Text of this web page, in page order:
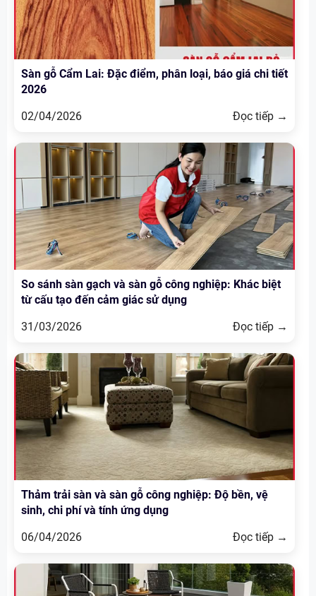
Sàn gỗ Cẩm Lai: Đặc điểm, phân loại, báo giá chi tiết
2026
02/04/2026
Đọc tiếp →
So sánh sàn gạch và sàn gỗ công nghiệp: Khác biệt
từ cấu tạo đến cảm giác sử dụng
31/03/2026
Đọc tiếp →
Thảm trải sàn và sàn gỗ công nghiệp: Độ bền, vệ
sinh, chi phí và tính ứng dụng
06/04/2026
Đọc tiếp →